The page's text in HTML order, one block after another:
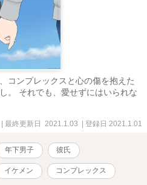
コンプレックスと心の傷を抱えた
。 それでも、愛せずにはいられな
| 最終更新日 2021.1.03 | 登録日 2021.1.01
年下男子 彼氏
イケメン コンプレックス